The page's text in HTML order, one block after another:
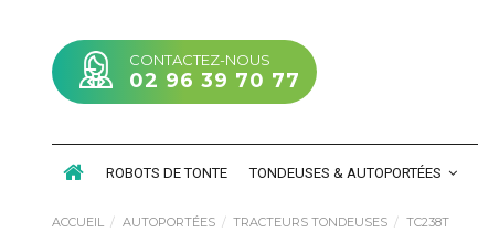
CONTACTEZ-NOUS
02 96 39 70 77
ROBOTS DE TONTE TONDEUSES & AUTOPORTÉES
ACCUEIL AUTOPORTÉES TRACTEURS TONDEUSES TC238T